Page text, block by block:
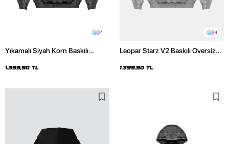
4
Yıkamalı Siyah Korn Baskılı
1.399,90 TL
4
Leopar Starz V2 Baskılı Oversize
Hoodie
1.399,90 TL